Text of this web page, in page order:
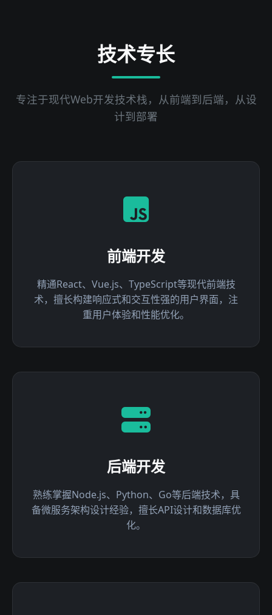
技术专长
专注于现代Web开发技术栈，从前端到后端，从设
计到部署
前端开发
精通React、Vue.js、TypeScript等现代前端技
术，擅长构建响应式和交互性强的用户界面，注
重用户体验和性能优化。
后端开发
熟练掌握Node.js、Python、Go等后端技术，具
备微服务架构设计经验，擅长API设计和数据库优
化。